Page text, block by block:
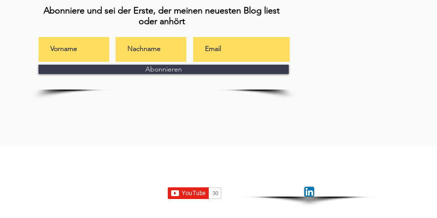
Abonniere und sei der Erste, der meinen neuesten Blog liest
oder anhört
Abonnieren